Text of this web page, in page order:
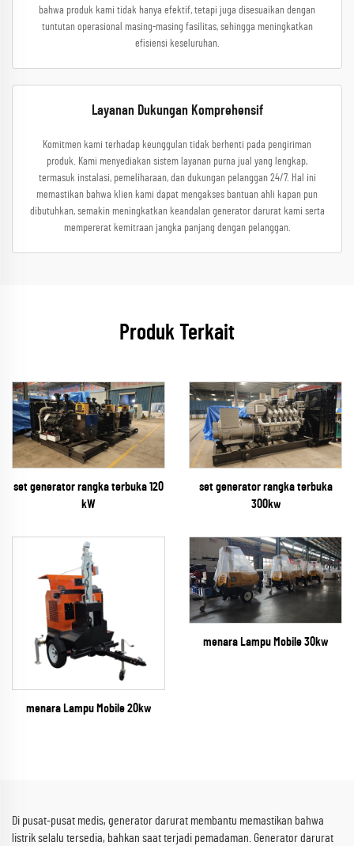
bahwa produk kami tidak hanya efektif, tetapi juga disesuaikan dengan
tuntutan operasional masing-masing fasilitas, sehingga meningkatkan
efisiensi keseluruhan.
Layanan Dukungan Komprehensif
Komitmen kami terhadap keunggulan tidak berhenti pada pengiriman
produk. Kami menyediakan sistem layanan purna jual yang lengkap,
termasuk instalasi, pemeliharaan, dan dukungan pelanggan 24/7. Hal ini
memastikan bahwa klien kami dapat mengakses bantuan ahli kapan pun
dibutuhkan, semakin meningkatkan keandalan generator darurat kami serta
mempererat kemitraan jangka panjang dengan pelanggan.
Produk Terkait
set generator rangka terbuka 120
kW
set generator rangka terbuka
300kw
menara Lampu Mobile 20kw
menara Lampu Mobile 30kw
Di pusat-pusat medis, generator darurat membantu memastikan bahwa
listrik selalu tersedia, bahkan saat terjadi pemadaman. Generator darurat